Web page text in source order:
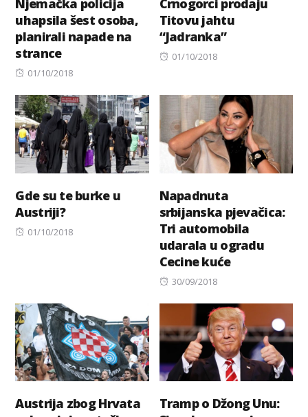
Njemačka policija
uhapsila šest osoba,
planirali napade na
strance
Posted
01/10/2018
Crnogorci prodaju
Titovu jahtu
“Jadranka”
Posted
01/10/2018
Gde su te burke u
Austriji?
Posted
01/10/2018
Napadnuta
srbijanska pjevačica:
Tri automobila
udarala u ogradu
Cecine kuće
Posted
30/09/2018
Austrija zbog Hrvata
Tramp o Džong Unu: